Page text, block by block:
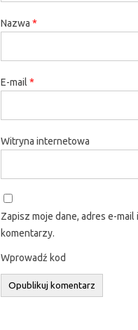
Nazwa *
E-mail *
Witryna internetowa
Zapisz moje dane, adres e-
komentarzy.
Wprowadź kod